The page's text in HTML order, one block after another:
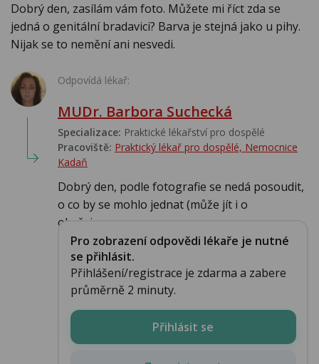
Dobrý den, zasílám vám foto. Můžete mi říct zda se
jedná o genitální bradavici? Barva je stejná jako u pihy.
Nijak se to nemění ani nesvedi.
Odpovídá lékař:
MUDr. Barbora Suchecká
Specializace: Praktické lékařství pro dospělé
Pracoviště: Praktický lékař pro dospělé, Nemocnice
Kadaň
Dobrý den, podle fotografie se nedá posoudit,
o co by se mohlo jednat (může jít i o
obyčejnou...
Pro zobrazení odpovědi lékaře je nutné
se přihlásit.
Přihlášení/registrace je zdarma a zabere
průměrně 2 minuty.
Přihlásit se